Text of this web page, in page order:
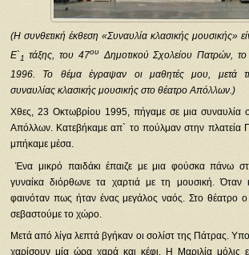
(Η συνθετική έκθεση «Συναυλία κλασικής μουσικής»
Ε`1 τάξης, του 47ου Δημοτικού Σχολείου Πατρών,
1996. Το θέμα έγραψαν οι μαθητές μου, μετά
συναυλίας κλασικής μουσικής στο θέατρο Απόλλων.)
Χθες, 23 Οκτωβρίου 1995, πήγαμε σε μια συναυλία
Απόλλων. Κατεβήκαμε απ` το πούλμαν στην πλατεία
μπήκαμε μέσα.
Ένα μικρό παιδάκι έπαιζε με μια φούσκα πάνω
γυναίκα διόρθωνε τα χαρτιά με τη μουσική. Όταν
φαινόταν πως ήταν ένας μεγάλος ναός. Στο θέατρο
σεβαστούμε το χώρο.
Μετά από λίγα λεπτά βγήκαν οι σολίστ της Πάτρας.
χαρίσουν μία ώρα χαρά και κέφι. Η Μαριλία μόλις